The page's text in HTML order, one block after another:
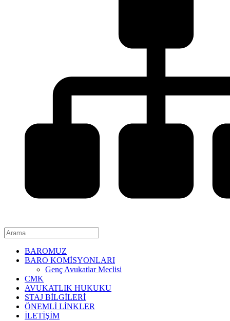
BAROMUZ
BARO KOMİSYONLARI
Genç Avukatlar Meclisi
CMK
AVUKATLIK HUKUKU
STAJ BİLGİLERİ
ÖNEMLİ LİNKLER
İLETİŞİM